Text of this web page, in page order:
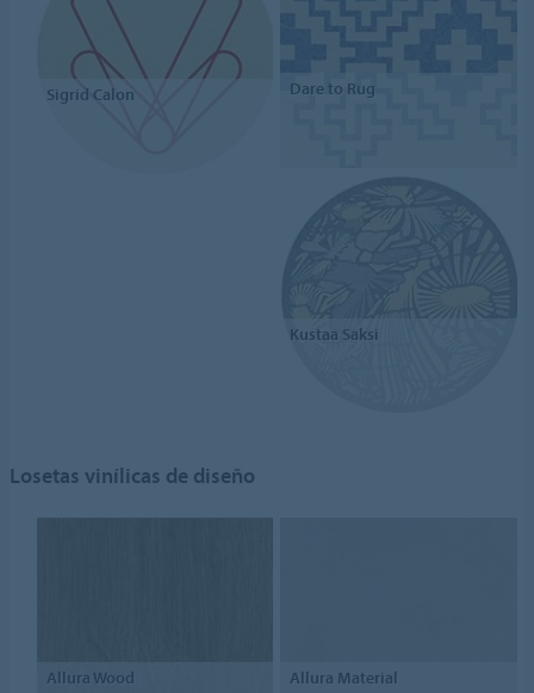
Sigrid Calon Dare to Rug
Kustaa Saksi
Losetas vinílicas de diseño
Allura Wood Allura Material